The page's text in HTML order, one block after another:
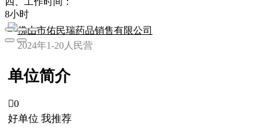
8小时
佛山市佑民瑞药品销售有限公司
2024年1-20人 民营
单位简介
0
好单位 我推荐